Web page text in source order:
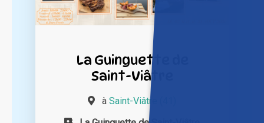
La Guinguette de
Saint-Viâtre
à Saint-Viâtre (41)